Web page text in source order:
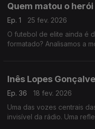
Quem matou o
Ep. 1
25 fev. 2026
O futebol de elite ainda é
formatado? Analisamos a
Inês Lopes
Ep. 36
18 fev. 2026
Uma das vozes centrais
invisível da rádio. Uma